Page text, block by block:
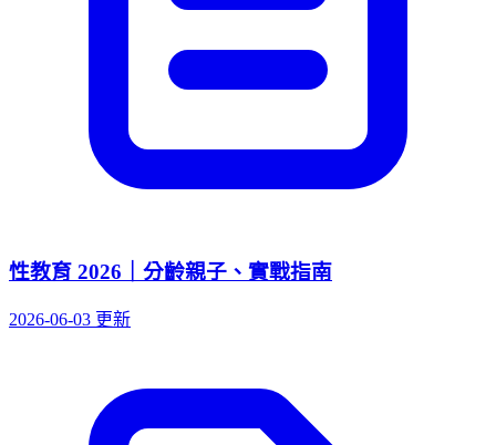
性教育 2026｜分齡親子、實戰指南
2026-06-03 更新